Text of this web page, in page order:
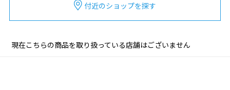
付近のショップを探す
現在こちらの商品を取り扱っている店舗はございません